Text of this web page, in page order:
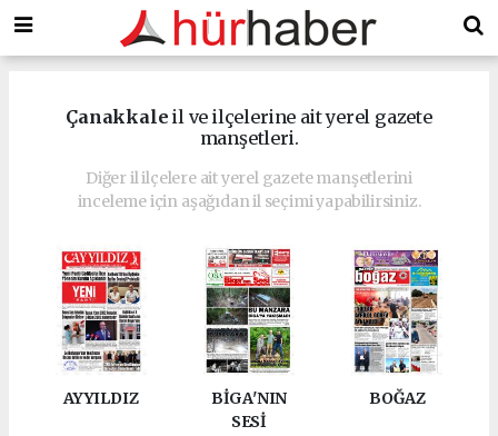
Çanakkale il ve ilçelerine ait yerel gazete
manşetleri.
Diğer il ilçelere ait yerel gazete manşetlerini
inceleme için aşağıdan il seçimi yapabilirsiniz.
AYYILDIZ
BİGA'NIN
SESİ
BOĞAZ